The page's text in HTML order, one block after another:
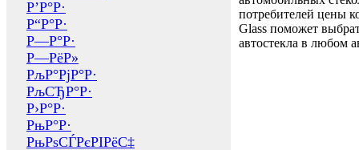
Р’Р°Р·
Р“Р°Р·
Р—Р°Р·
Р—РёР»
РљР°РјР°Р·
РљСЂР°Р·
Р›Р°Р·
РњР°Р·
РњРѕСЃРєРІРёС‡
потребителей цены
Glass поможет
автостекла в любом